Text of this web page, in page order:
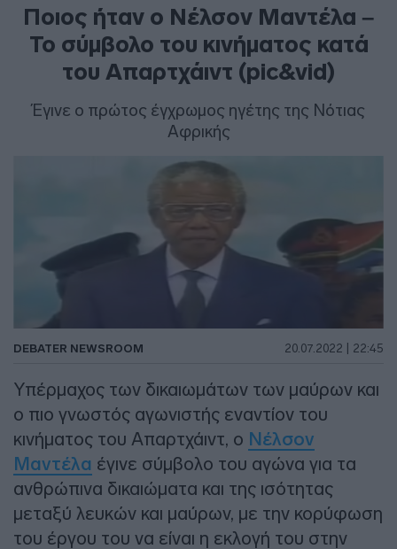
Ποιος ήταν ο Νέλσον Μαντέλα –
Το σύμβολο του κινήματος κατά
του Απαρτχάιντ (pic&vid)
Έγινε ο πρώτος έγχρωμος ηγέτης της Νότιας
Αφρικής
DEBATER NEWSROOM 20.07.2022 | 22:45
Υπέρμαχος των δικαιωμάτων των μαύρων και
ο πιο γνωστός αγωνιστής εναντίον του
κινήματος του Απαρτχάιντ, ο Νέλσον
Μαντέλα έγινε σύμβολο του αγώνα για τα
ανθρώπινα δικαιώματα και της ισότητας
μεταξύ λευκών και μαύρων, με την κορύφωση
του έργου του να είναι η εκλογή του στην